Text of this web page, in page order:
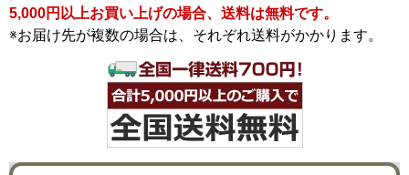
5,000円以上お買い上げの場合、送料は無料です。
※お届け先が複数の場合は、それぞれ送料がかかります。